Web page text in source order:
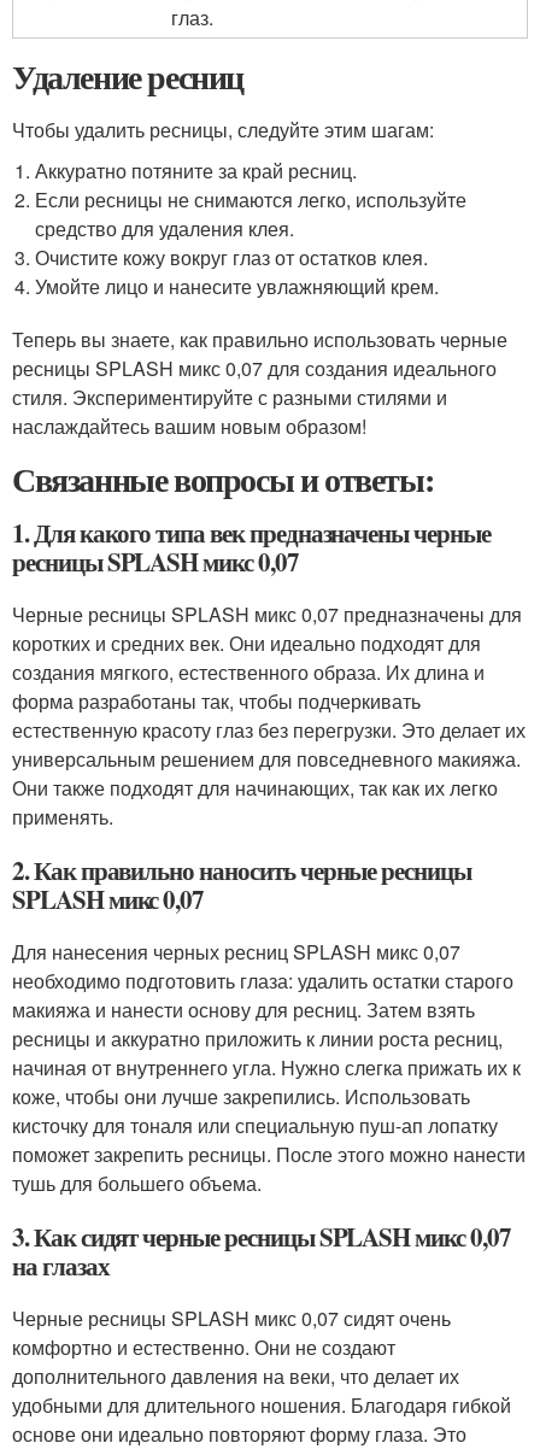
глаз.
Удаление ресниц
Чтобы удалить ресницы, следуйте этим шагам:
Аккуратно потяните за край ресниц.
Если ресницы не снимаются легко, используйте
средство для удаления клея.
Очистите кожу вокруг глаз от остатков клея.
Умойте лицо и нанесите увлажняющий крем.
Теперь вы знаете, как правильно использовать черные
ресницы SPLASH микс 0,07 для создания идеального
стиля. Экспериментируйте с разными стилями и
наслаждайтесь вашим новым образом!
Связанные вопросы и ответы:
1. Для какого типа век предназначены черные
ресницы SPLASH микс 0,07
Черные ресницы SPLASH микс 0,07 предназначены для
коротких и средних век. Они идеально подходят для
создания мягкого, естественного образа. Их длина и
форма разработаны так, чтобы подчеркивать
естественную красоту глаз без перегрузки. Это делает их
универсальным решением для повседневного макияжа.
Они также подходят для начинающих, так как их легко
применять.
2. Как правильно наносить черные ресницы
SPLASH микс 0,07
Для нанесения черных ресниц SPLASH микс 0,07
необходимо подготовить глаза: удалить остатки старого
макияжа и нанести основу для ресниц. Затем взять
ресницы и аккуратно приложить к линии роста ресниц,
начиная от внутреннего угла. Нужно слегка прижать их к
коже, чтобы они лучше закрепились. Использовать
кисточку для тоналя или специальную пуш-ап лопатку
поможет закрепить ресницы. После этого можно нанести
тушь для большего объема.
3. Как сидят черные ресницы SPLASH микс 0,07
на глазах
Черные ресницы SPLASH микс 0,07 сидят очень
комфортно и естественно. Они не создают
дополнительного давления на веки, что делает их
удобными для длительного ношения. Благодаря гибкой
основе они идеально повторяют форму глаза. Это